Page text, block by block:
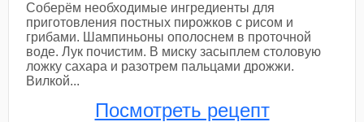
Соберём необходимые ингредиенты для
приготовления постных пирожков с рисом и
грибами. Шампиньоны ополоснем в проточной
воде. Лук почистим. В миску засыплем столовую
ложку сахара и разотрем пальцами дрожжи.
Вилкой...
Посмотреть рецепт